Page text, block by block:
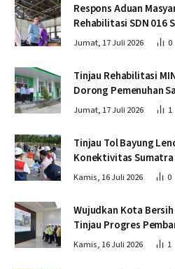
Respons Aduan
Rehabilitasi SDN 016
Jumat, 17 Juli 2026 0
Tinjau Rehabilitasi
Dorong Pemenuhan
Jumat, 17 Juli 2026 1
Tinjau Tol Bayung
Konektivitas
Kamis, 16 Juli 2026 0
Wujudkan Kota
Tinjau Progres
Kamis, 16 Juli 2026 1